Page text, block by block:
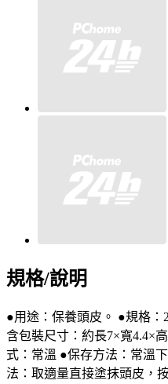
規格/說明
●用途：保養頭皮。 ●規格：
含包裝尺寸：約長7×寬4.4×
式：常溫 ●保存方法：常溫
法：取適量直接塗抹頭皮，